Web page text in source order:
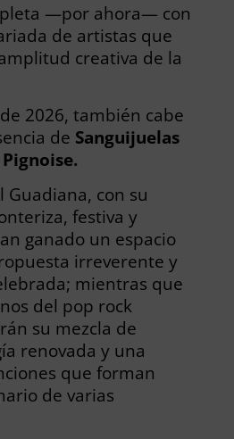
—por ahora— con
de artistas que
creativa de la
2026, también cabe
de Sanguijuelas
Guadiana, con su
festiva y
ganado un espacio
irreverente y
mientras que
del pop rock
su mezcla de
renovada y una
que forman
de varias